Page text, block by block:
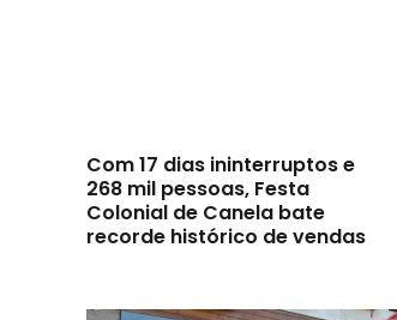
Com 17 dias ininterruptos e
268 mil pessoas, Festa
Colonial de Canela bate
recorde histórico de vendas